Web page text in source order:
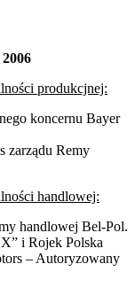
produkcjnej:
koncernu Bayer
zarządu Remy
handlowej:
handlowej Bel-Pol.
i Rojek Polska
– Autoryzowany